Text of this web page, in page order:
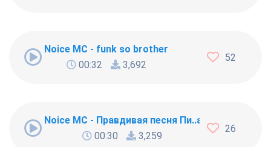
Noice MC - funk so brother
00:32
3,692
52
Noice MC - Правдивая песня Пи..абола
00:30
3,259
26